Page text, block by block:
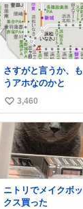
さすがと言うか、も
うアホなのかと
い
い
数
3,460
ニトリでメイクボッ
クス買った